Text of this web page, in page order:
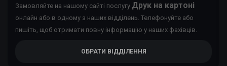
Замовляйте на нашому сайті послугу Друк на картоні
онлайн або в одному з наших відділень. Телефонуйте або
пишіть, щоб отримати повну інформацію у наших фахівців.
ОБРАТИ ВІДДІЛЕННЯ